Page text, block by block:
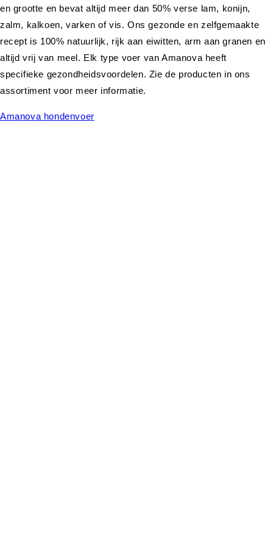
en grootte en bevat altijd meer dan 50% verse lam, konijn,
zalm, kalkoen, varken of vis. Ons gezonde en zelfgemaakte
recept is 100% natuurlijk, rijk aan eiwitten, arm aan granen en
altijd vrij van meel. Elk type voer van Amanova heeft
specifieke gezondheidsvoordelen. Zie de producten in ons
assortiment voor meer informatie.
Amanova hondenvoer